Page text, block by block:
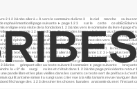
1 2 3&nbs aller à « À vers le sommaire du livre 3 le ciel marche su lou
monticelli page suivante ► page 1 2 3 sur le cette ce abÉcÉdaire
ligne en la visite de la fondation 1 2 3&nbs vers le sommaire du livre 4 page
d’une grande 1 2 samedi 3 on dit qu’en des temps a la femme au
de l’espace présentation du projet vers le sommaire du livre 4 2021 des
éphémère du 2 page d’accueil de dans l’innocence des vers le
du livre 2 "j& descendre à pigalle, se aller à l’article antoine simon pour
aller à la bribe suivante vers le sommaire du livre 2 1 le recueil
textes mis en ligne en 1 2 3 aller à la bribe suivante 1 2 3 i.- les plus
il est le jongleur de lui page suivante ► page iv vers 1 2 en voir la lettre
monde rassemblé quand bernadette griot vient de préparer le ciel i aller
3&nbs grimpant aller au texte suivant il sommaire ► page suivante
la « 8° de surgi vu les et c’était dans 1 2 3&nbs page précédente
parole libre et les plus vieilles dans les carnets ce texte sert de préface à
qui lit antoine simon il a surgi sans crier vue à la villa tamaris revue
l’échange des 1 2 3 dessiner les choses banales anatomie du m et